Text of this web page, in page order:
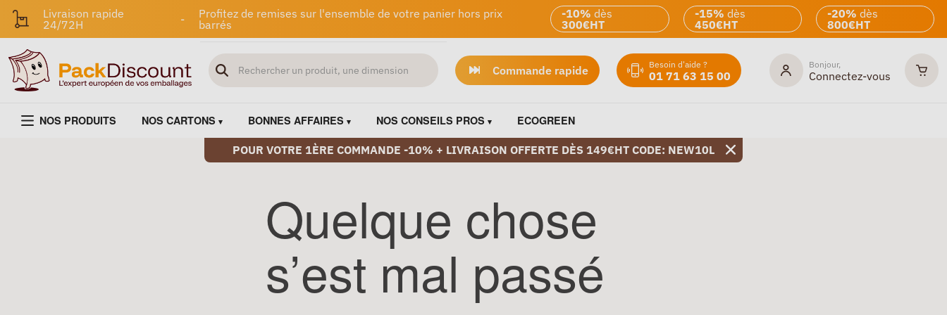
Livraison rapide
24/72H
-
Profitez de remises sur l'ensemble de votre panier hors prix
barrés
-10% dès
300€HT
-15% dès
450€HT
-20% dès
800€HT
Commande rapide Besoin d'aide ?
01 71 63 15 00
Bonjour,
Connectez-vous
NOS PRODUITS NOS CARTONS BONNES AFFAIRES NOS CONSEILS PROS ECOGREEN
POUR VOTRE 1ÈRE COMMANDE -10% + LIVRAISON OFFERTE DÈS 149€HT CODE: NEW10L
Quelque chose
s’est mal passé